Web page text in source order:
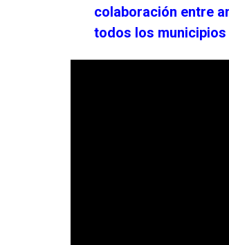
colaboración entre
todos los